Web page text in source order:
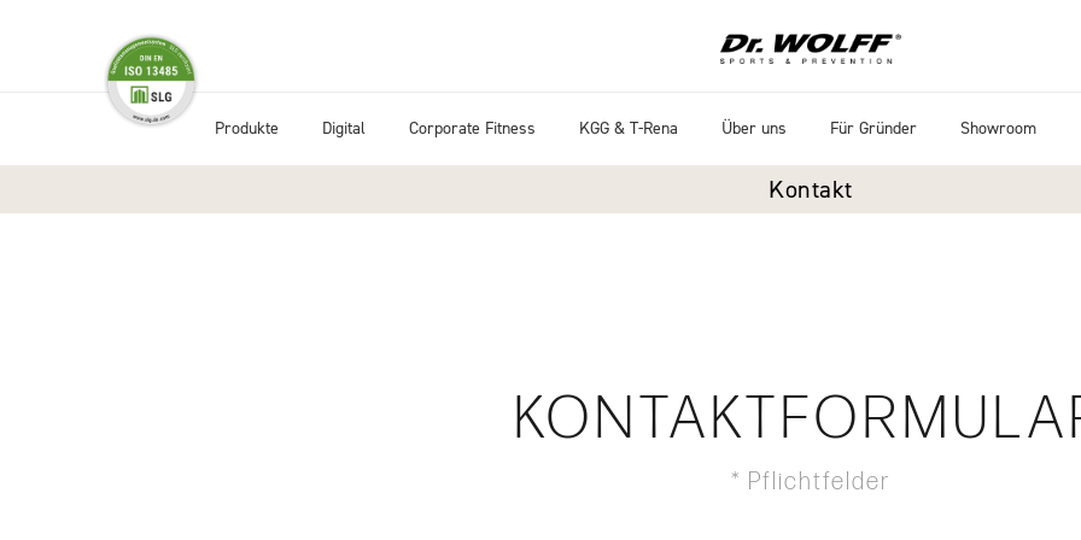
- Browse unsere Produkte
Produkte Digital - Mehr über Corporate Fitness
Corporate Fitness KGG & T-Rena - Über Uns
Über uns Für Gründer Showroom
Kontakt
* Pflichtfelder